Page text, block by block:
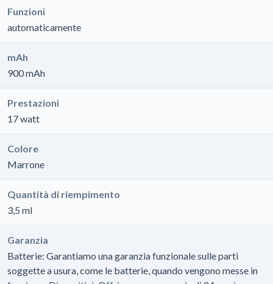
Funzioni
automaticamente
mAh
900 mAh
Prestazioni
17 watt
Colore
Marrone
Quantità di riempimento
3,5 ml
Garanzia
Batterie: Garantiamo una garanzia funzionale sulle parti
soggette a usura, come le batterie, quando vengono messe in